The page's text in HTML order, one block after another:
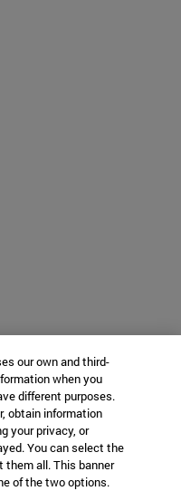
our own and third-
when you
different purposes.
obtain information
your privacy, or
You can select the
them all. This banner
of the two options.